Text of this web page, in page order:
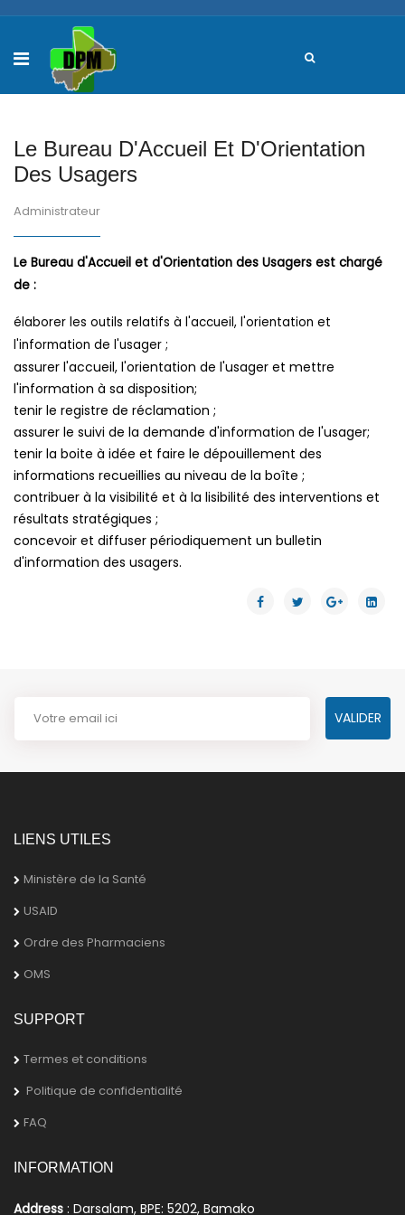
Le Bureau D'Accueil Et D'Orientation
Des Usagers
Administrateur
Le Bureau d'Accueil et d'Orientation des Usagers est chargé
de :
élaborer les outils relatifs à l'accueil, l'orientation et
l'information de l'usager ;
assurer l'accueil, l'orientation de l'usager et mettre
l'information à sa disposition;
tenir le registre de réclamation ;
assurer le suivi de la demande d'information de l'usager;
tenir la boite à idée et faire le dépouillement des
informations recueillies au niveau de la boîte ;
contribuer à la visibilité et à la lisibilité des interventions et
résultats stratégiques ;
concevoir et diffuser périodiquement un bulletin
d'information des usagers.
LIENS UTILES
Ministère de la Santé
USAID
Ordre des Pharmaciens
OMS
SUPPORT
Termes et conditions
Politique de confidentialité
FAQ
INFORMATION
Address : Darsalam, BPE: 5202, Bamako